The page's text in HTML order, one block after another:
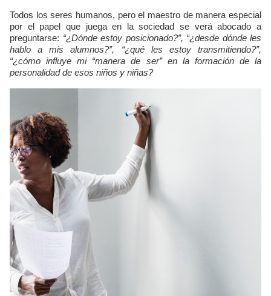
Todos los seres humanos, pero el maestro de manera especial
por el papel que juega en la sociedad se verá abocado a
preguntarse: “¿Dónde estoy posicionado?”, “¿desde dónde les
hablo a mis alumnos?”, “¿qué les estoy transmitiendo?”,
“¿cómo influye mi “manera de ser” en la formación de la
personalidad de esos niños y niñas?